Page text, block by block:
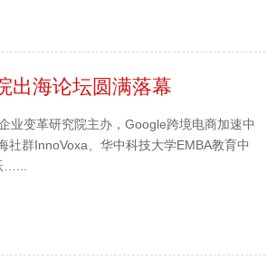
出海论坛圆满落幕
业变革研究院主办，Google跨境电商加速中
群InnoVoxa、华中科技大学EMBA教育中
…...